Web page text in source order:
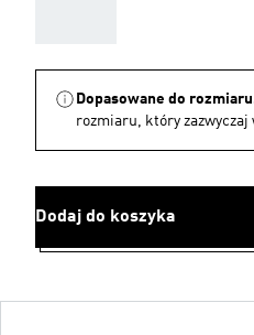
Dopasowane do
rozmiaru, który zazwyczaj
Dodaj do koszyka